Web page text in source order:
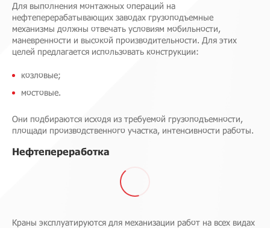
Для выполнения монтажных операций на
нефтеперерабатывающих заводах грузоподъемные
механизмы должны отвечать условиям мобильности,
маневренности и высокой производительности. Для этих
целей предлагается использовать конструкции:
козловые;
мостовые.
Они подбираются исходя из требуемой грузоподъемности,
площади производственного участка, интенсивности работы.
Нефтепереработка
Краны эксплуатируются для механизации работ на всех видах